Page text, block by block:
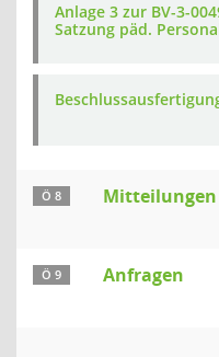
Anlage 3 zur BV-3-
Satzung päd.
Ö 8 Mitteilungen
Ö 9 Anfragen